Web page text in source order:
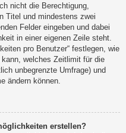
nicht die Berechtigung,
Titel und mindestens zwei
Felder eingeben und dabei
in einer eigenen Zeile steht.
pro Benutzer“ festlegen, wie
welches Zeitlimit für die
unbegrenzte Umfrage) und
ändern können.
erstellen?